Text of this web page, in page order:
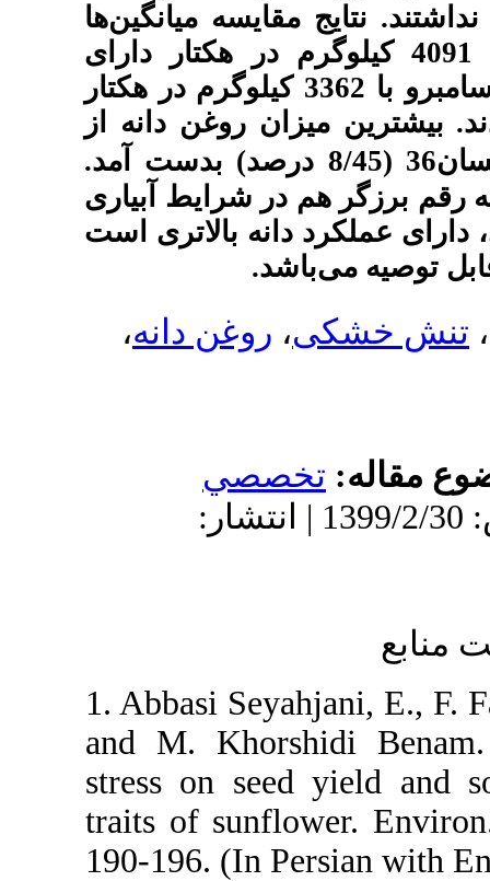
میانگین‌ها
با 4091 کیلوگرم در هکتار دارای
دانه و هیبرید سامبرو با 3362 کیلوگرم در هکتار
روغن دانه از
بدست آمد.
شرایط آبیاری
بالاتری است
روغن دانه،
| پذیرش: 1399/2/30 | انتشار:
1. Abbasi
and M.
stress on
traits of
190-196. (In